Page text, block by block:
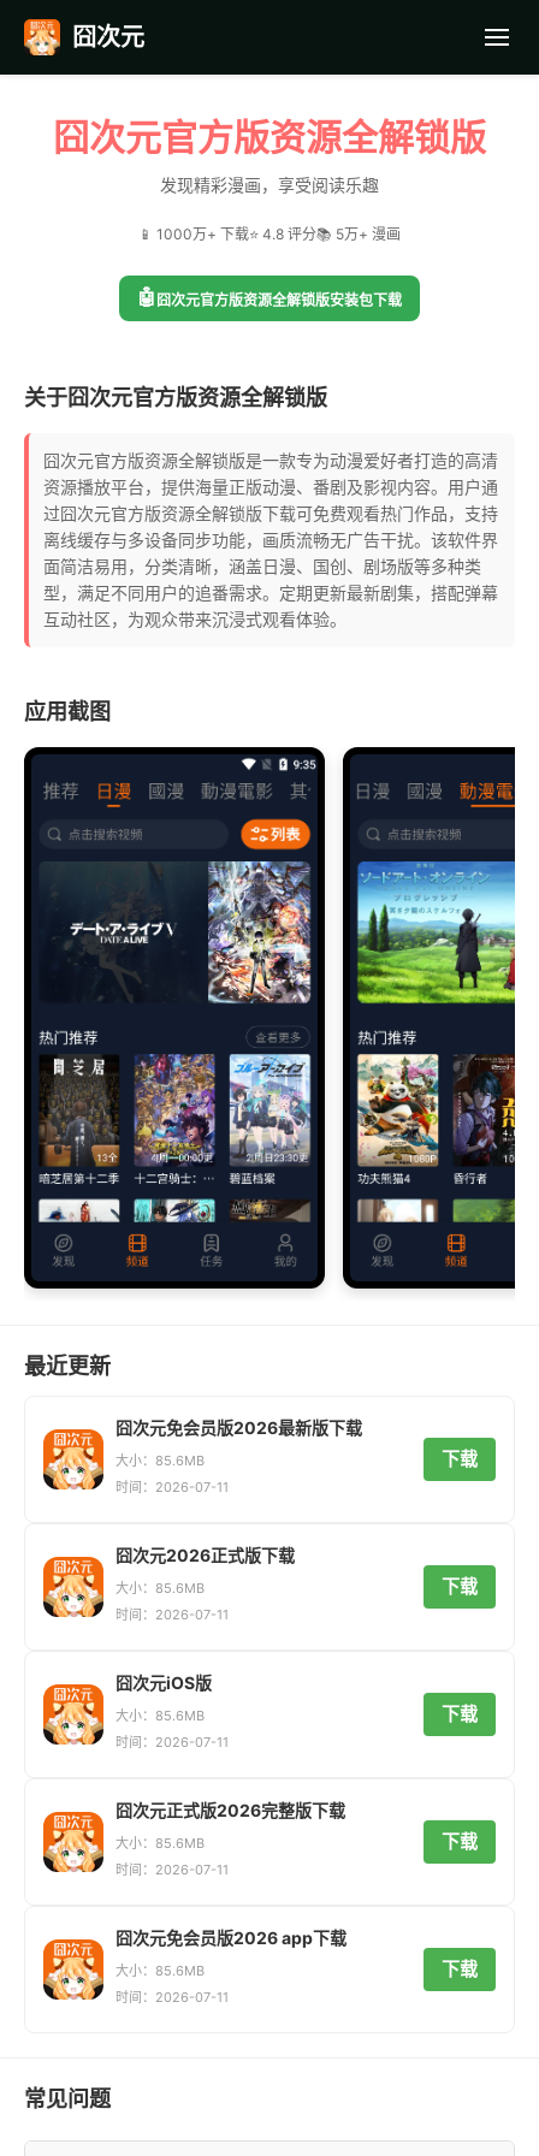
囧次元
囧次元官方版资源全解锁版
发现精彩漫画，享受阅读乐趣
📱 1000万+ 下载⭐ 4.8 评分📚 5万+ 漫画
🤖 囧次元官方版资源全解锁版安装包下载
关于囧次元官方版资源全解锁版
囧次元官方版资源全解锁版是一款专为动漫爱好者打造的高清
资源播放平台，提供海量正版动漫、番剧及影视内容。用户通
过囧次元官方版资源全解锁版下载可免费观看热门作品，支持
离线缓存与多设备同步功能，画质流畅无广告干扰。该软件界
面简洁易用，分类清晰，涵盖日漫、国创、剧场版等多种类
型，满足不同用户的追番需求。定期更新最新剧集，搭配弹幕
互动社区，为观众带来沉浸式观看体验。
应用截图
最近更新
囧次元免会员版2026最新版下载
大小：85.6MB
时间：2026-07-11
下载
囧次元2026正式版下载
大小：85.6MB
时间：2026-07-11
下载
囧次元iOS版
大小：85.6MB
时间：2026-07-11
下载
囧次元正式版2026完整版下载
大小：85.6MB
时间：2026-07-11
下载
囧次元免会员版2026 app下载
大小：85.6MB
时间：2026-07-11
下载
常见问题